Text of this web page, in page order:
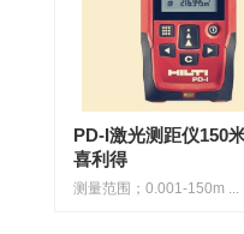
PD-I激光测距仪150
喜利得
测量范围；0.001-150m ...